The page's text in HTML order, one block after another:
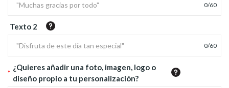
0/60
Texto 2
0/60
*
¿Quieres añadir una foto, imagen, logo o
diseño propio a tu personalización?